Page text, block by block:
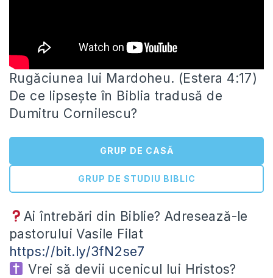
Rugăciunea lui Mardoheu. (Estera 4:17)
De ce lipsește în Biblia tradusă de
Dumitru Cornilescu?
GRUP DE CASĂ
GRUP DE STUDIU BIBLIC
Ai întrebări din Biblie? Adresează-le
pastorului Vasile Filat
https://bit.ly/3fN2se7
Vrei să devii ucenicul lui Hristos?